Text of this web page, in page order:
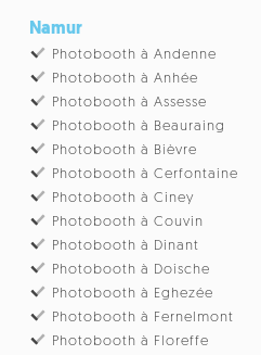
Namur
Photobooth à Andenne
Photobooth à Anhée
Photobooth à Assesse
Photobooth à Beauraing
Photobooth à Bièvre
Photobooth à Cerfontaine
Photobooth à Ciney
Photobooth à Couvin
Photobooth à Dinant
Photobooth à Doische
Photobooth à Eghezée
Photobooth à Fernelmont
Photobooth à Floreffe